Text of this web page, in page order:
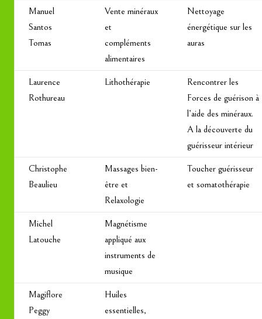
Manuel
Santos
Tomas
Vente minéraux
et
compléments
alimentaires
Nettoyage
énergétique sur les
auras
Laurence
Rothureau
Lithothérapie
Rencontrer les
Forces de guérison à
l’aide des minéraux.
A la découverte du
guérisseur intérieur
Christophe
Beaulieu
Massages bien-
être et
Relaxologie
Toucher guérisseur
et somatothérapie
Michel
Latouche
Magnétisme
appliqué aux
instruments de
musique
Magiflore
Peggy
Huiles
essentielles,